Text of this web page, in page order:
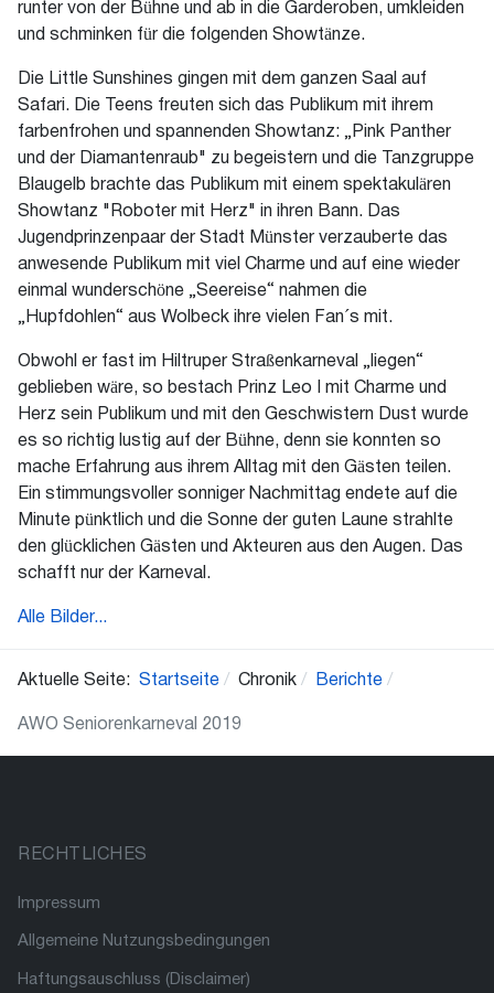
runter von der Bühne und ab in die Garderoben, umkleiden
und schminken für die folgenden Showtänze.
Die Little Sunshines gingen mit dem ganzen Saal auf
Safari. Die Teens freuten sich das Publikum mit ihrem
farbenfrohen und spannenden Showtanz: „Pink Panther
und der Diamantenraub" zu begeistern und die Tanzgruppe
Blaugelb brachte das Publikum mit einem spektakulären
Showtanz "Roboter mit Herz" in ihren Bann. Das
Jugendprinzenpaar der Stadt Münster verzauberte das
anwesende Publikum mit viel Charme und auf eine wieder
einmal wunderschöne „Seereise“ nahmen die
„Hupfdohlen“ aus Wolbeck ihre vielen Fan´s mit.
Obwohl er fast im Hiltruper Straßenkarneval „liegen“
geblieben wäre, so bestach Prinz Leo I mit Charme und
Herz sein Publikum und mit den Geschwistern Dust wurde
es so richtig lustig auf der Bühne, denn sie konnten so
mache Erfahrung aus ihrem Alltag mit den Gästen teilen.
Ein stimmungsvoller sonniger Nachmittag endete auf die
Minute pünktlich und die Sonne der guten Laune strahlte
den glücklichen Gästen und Akteuren aus den Augen. Das
schafft nur der Karneval.
Alle Bilder...
Aktuelle Seite: Startseite Chronik Berichte
AWO Seniorenkarneval 2019
RECHTLICHES
Impressum
Allgemeine Nutzungsbedingungen
Haftungsauschluss (Disclaimer)